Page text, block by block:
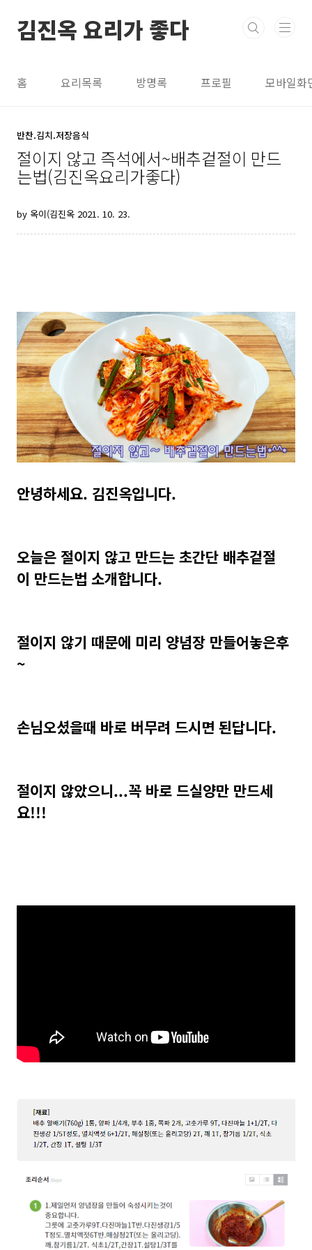
김진옥 요리가 좋다
홈 요리목록 방명록 프로필 모바일화
반찬.김치.저장음식
절이지 않고 즉석에서~배추겉절이 만드
는법(김진옥요리가좋다)
by 옥이(김진옥 2021. 10. 23.
안녕하세요. 김진옥입니다.
오늘은 절이지 않고 만드는 초간단 배추겉절
이 만드는법 소개합니다.
절이지 않기 때문에 미리 양념장 만들어놓은후
~
손님오셨을때 바로 버무려 드시면 된답니다.
절이지 않았으니...꼭 바로 드실양만 만드세
요!!!